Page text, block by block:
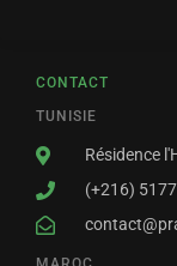
CONTACT
TUNISIE
Résidence
(+216)